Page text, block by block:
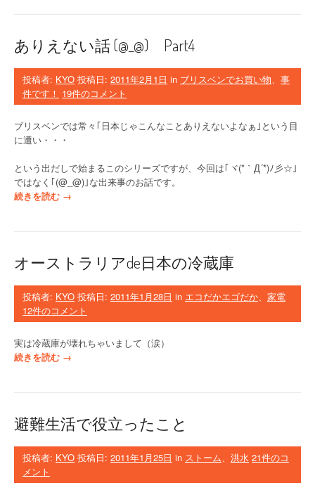
ン
ヤ
シ
と
リ
ン
で
の
ロ
ン
の
対
策
ありえない話 (@_@) Part4
投稿者: KYO 投稿日: 2011年2月1日 in ブリスベンでお買い物
事
件です！ 19件のコメント
ブリスベンでは常々｢日本じゃこんなことありえないよなぁ｣という目
に遭い・・・
という出だしで始まるこのシリーズですが、今回は｢ヾ(*｀Д´*)ﾉ彡☆｣
ではなく｢(@_@)｣な出来事のお話です。
続きを読む “
い
(
@
_
)
t
4
”
→
オーストラリアde日本の冷蔵庫
投稿者: KYO 投稿日: 2011年1月28日 in エコだかエゴだか
家電
12件のコメント
実は冷蔵庫が壊れちゃいまして（涙）
続きを読む “
ラ
ア
e
→
避難生活で役立ったこと
投稿者: KYO 投稿日: 2011年1月25日 in ストーム 洪水 21件のコ
メント